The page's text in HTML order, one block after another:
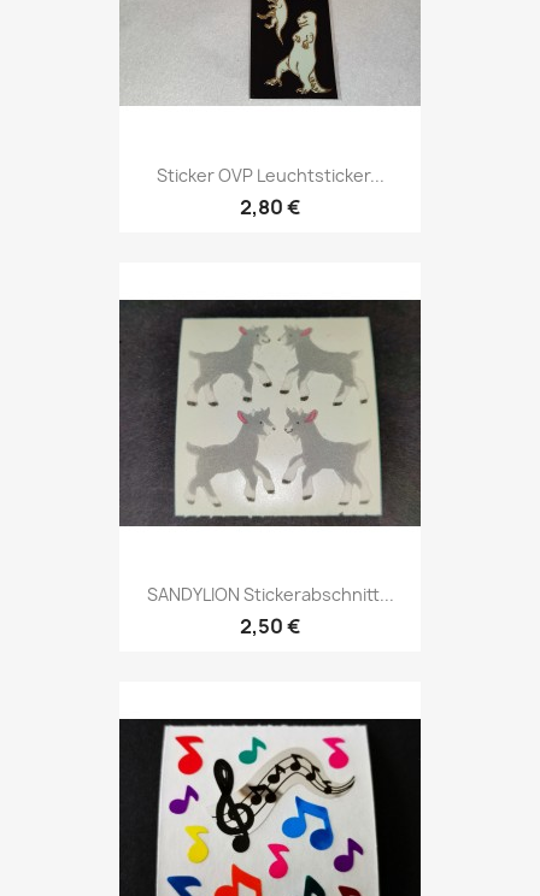
Sticker OVP Leuchtsticker...
2,80 €
SANDYLION Stickerabschnitt...
2,50 €